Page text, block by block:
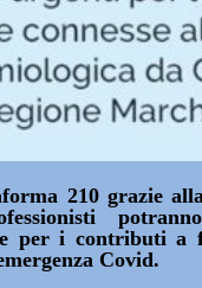
210 grazie
per i contributi a
Covid.